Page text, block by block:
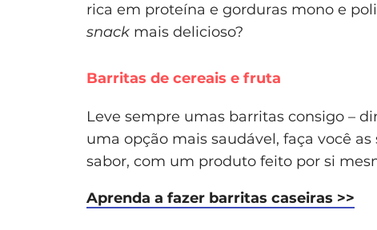
rica em proteína e gorduras mono e
snack mais delicioso?
Barritas de cereais e fruta
Leve sempre umas barritas consigo –
uma opção mais saudável, faça você
sabor, com um produto feito por si
Aprenda a fazer barritas caseiras >>